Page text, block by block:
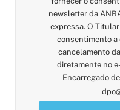
newsletter da
expressa. O
consentimento a
cancelamento
diretamente no
Encarregado